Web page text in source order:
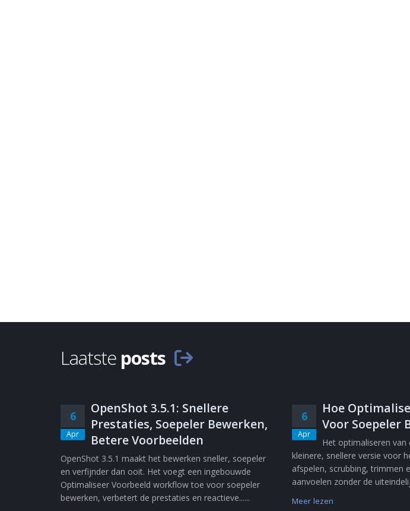
Laatste posts
6
Apr
OpenShot 3.5.1: Snellere
Prestaties, Soepeler Bewerken,
Betere Voorbeelden
OpenShot 3.5.1 maakt het bewerken sneller, soepeler
en verfijnder dan ooit. Het voegt een ingebouwde
Optimaliseer Voorbeeld workflow toe voor soepeler
bewerken, verbetert de prestaties en reactieve......
6
Apr
Hoe
Voor Soepeler
Het optimaliseren
kleinere, snellere versie voor
afspelen, scrubbing, trimmen
aanvoelen zonder de
Meer lezen